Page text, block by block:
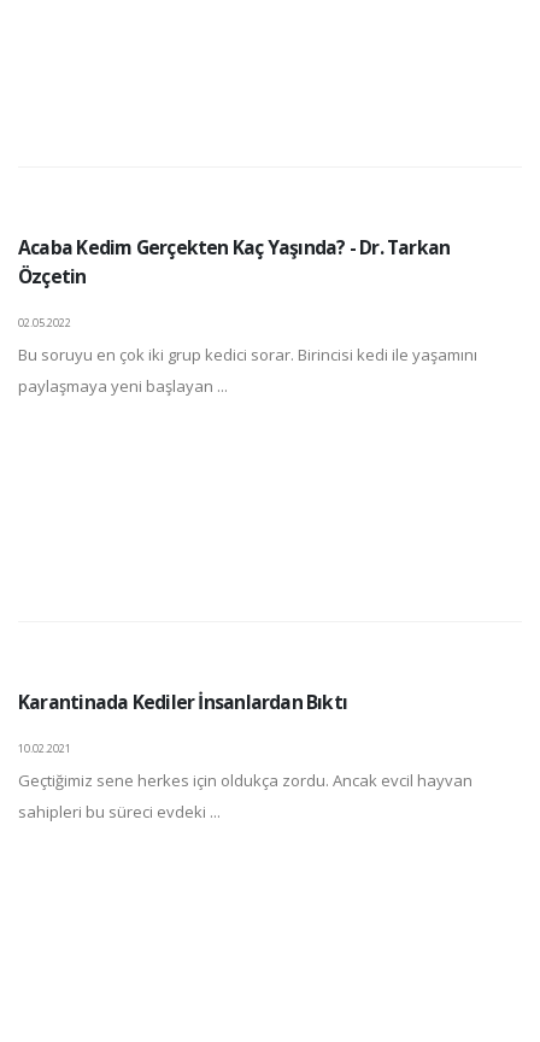
Acaba Kedim Gerçekten Kaç Yaşında? - Dr. Tarkan
Özçetin
02.05.2022
Bu soruyu en çok iki grup kedici sorar. Birincisi kedi ile yaşamını
paylaşmaya yeni başlayan ...
Karantinada Kediler İnsanlardan Bıktı
10.02.2021
Geçtiğimiz sene herkes için oldukça zordu. Ancak evcil hayvan
sahipleri bu süreci evdeki ...